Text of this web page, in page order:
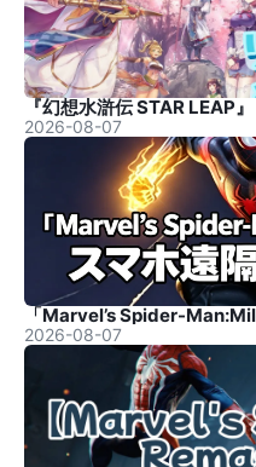
『幻想水滸伝 STAR LEAP
2026-08-07
2026-08-07